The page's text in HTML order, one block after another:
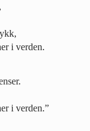
i verden.
i verden.”